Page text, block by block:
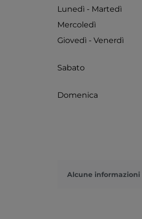
Lunedì - Martedì
Mercoledì
Giovedì - Venerdì
Sabato
Domenica
Alcune informazioni